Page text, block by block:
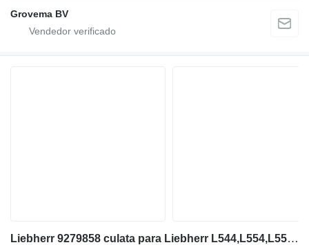
Grovema BV
Liebherr 9279858 culata para Liebherr L544,L554,L550,L556,L566,L576,L580 cargadora de ruedas